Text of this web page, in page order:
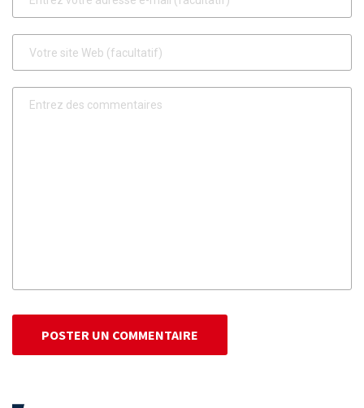
POSTER UN COMMENTAIRE